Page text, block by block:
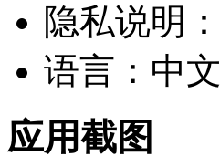
隐私说明：
语言：中文
应用截图